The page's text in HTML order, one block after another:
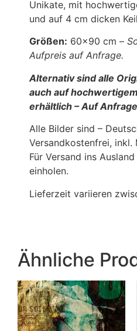
Unikate, mit
und auf 4 cm dicken
Größen: 60×90 cm –
Aufpreis auf Anfrage.
Alternativ sind alle
auch auf
erhältlich – Auf Anfrage
Alle Bilder sind –
Versandkostenfrei, inkl.
Für Versand ins
einholen.
Lieferzeit variieren
Ähnliche